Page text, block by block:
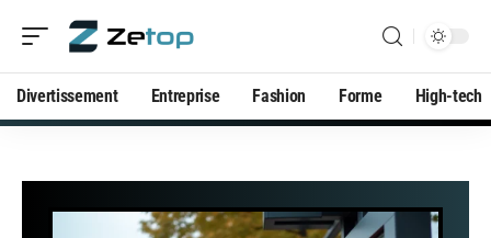
Divertissement Entreprise Fashion Forme High-tech